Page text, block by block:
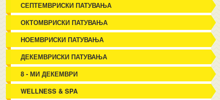
СЕПТЕМВРИСКИ ПАТУВАЊА
ОКТОМВРИСКИ ПАТУВАЊА
НОЕМВРИСКИ ПАТУВАЊА
ДЕКЕМВРИСКИ ПАТУВАЊА
8 - МИ ДЕКЕМВРИ
WELLNESS & SPA